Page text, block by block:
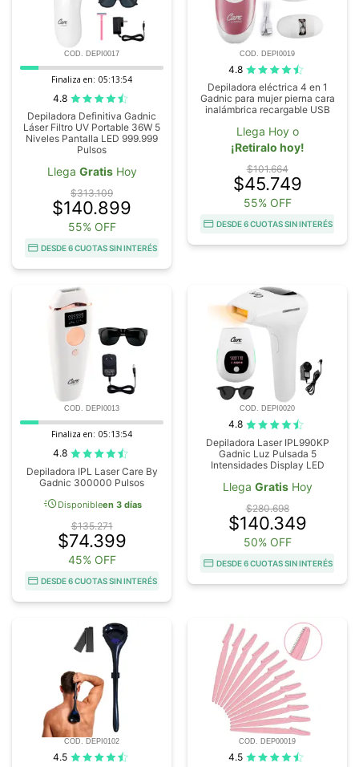
COD. DEPI0017
Finaliza en: 05:13:53
4.8
Depiladora Definitiva Gadnic
Láser Filtro UV Portable 36W 5
Niveles Pantalla LED 999.999
Pulsos
Llega GratisHoy
$313.109
$140.899
55% OFF
DESDE 6 CUOTAS SIN INTERÉS
COD. DEPI0019
4.8
Depiladora eléctrica 4 en 1
Gadnic para mujer pierna cara
inalámbrica recargable USB
Llega Hoy o
¡Retiralo hoy!
$101.664
$45.749
55% OFF
DESDE 6 CUOTAS SIN INTERÉS
COD. DEPI0013
Finaliza en: 05:13:53
4.8
Depiladora IPL Laser Care By
Gadnic 300000 Pulsos
acuteDisponibleen 3 días
$135.271
$74.399
45% OFF
DESDE 6 CUOTAS SIN INTERÉS
COD. DEPI0020
4.8
Depiladora Laser IPL990KP
Gadnic Luz Pulsada 5
Intensidades Display LED
Llega GratisHoy
$280.698
$140.349
50% OFF
DESDE 6 CUOTAS SIN INTERÉS
COD. DEPI0102
4.5
COD. DEP00019
4.5